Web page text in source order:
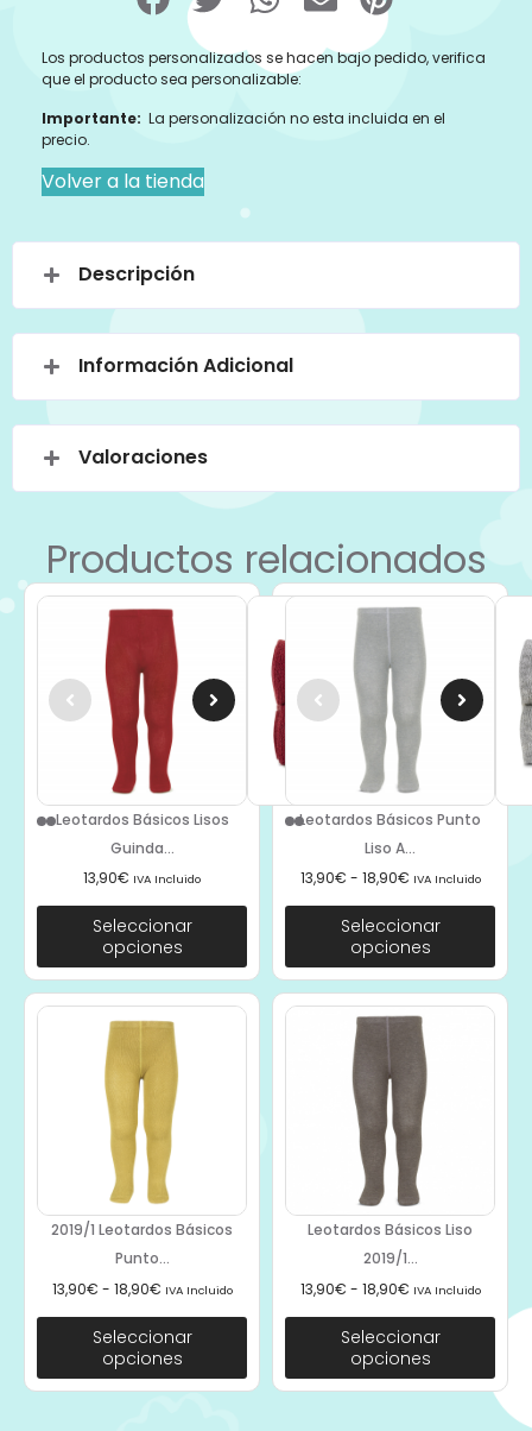
Los productos personalizados se hacen bajo pedido, verifica
que el producto sea personalizable:
Importante: La personalización no esta incluida en el
precio.
Volver a la tienda
Descripción
Información Adicional
Valoraciones
Productos relacionados
Leotardos Básicos Lisos
Guinda...
13,90€ IVA Incluido
Seleccionar
opciones
Leotardos Básicos Punto
Liso A...
13,90€ - 18,90€ IVA Incluido
Seleccionar
opciones
2019/1 Leotardos Básicos
Punto...
13,90€ - 18,90€ IVA Incluido
Seleccionar
opciones
Leotardos Básicos Liso
2019/1...
13,90€ - 18,90€ IVA Incluido
Seleccionar
opciones